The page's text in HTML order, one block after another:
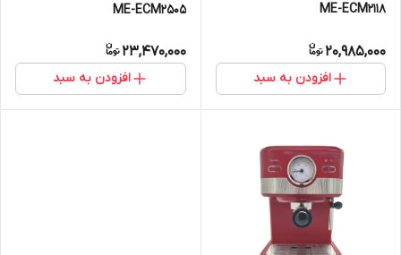
ME-ECM2118
20,985,000
افزودن به سبد
ME-ECM2505
23,470,000
افزودن به سبد